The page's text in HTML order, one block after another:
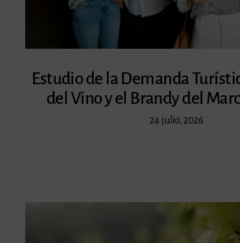
Estudio de la Demanda
del Vino y el Brandy del
24 julio, 2026